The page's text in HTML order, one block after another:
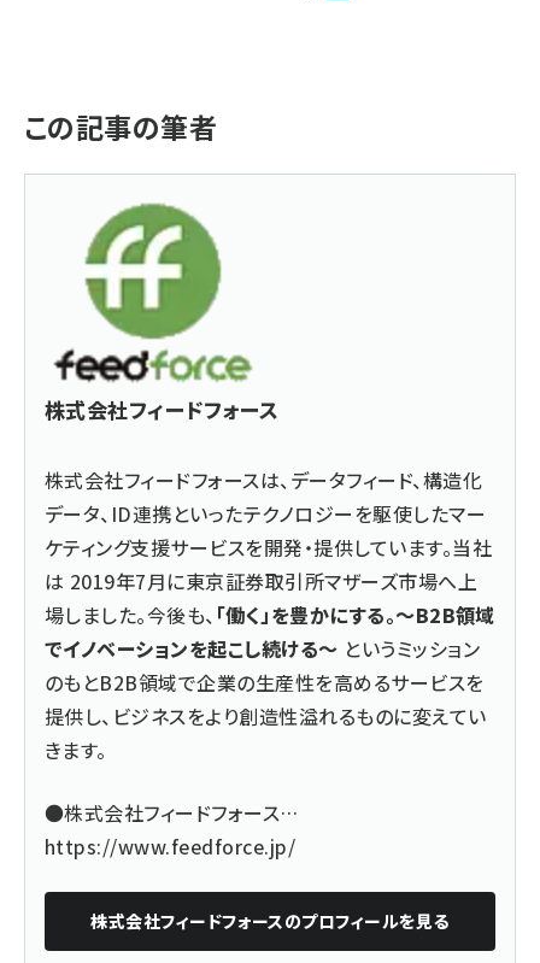
この記事の筆者
株式会社フィードフォース
株式会社フィードフォースは、データフィード、構造化
データ、ID連携といったテクノロジーを駆使したマー
ケティング支援サービスを開発・提供しています。当社
は 2019年7月に東京証券取引所マザーズ市場へ上
場しました。今後も、 「働く」を豊かにする。～B2B領域
でイノベーションを起こし続ける～ というミッション
のもとB2B領域で企業の生産性を高めるサービスを
提供し、ビジネスをより創造性溢れるものに変えてい
きます。
●株式会社フィードフォース…
https://www.feedforce.jp/
株式会社フィードフォースのプロフィールを見る